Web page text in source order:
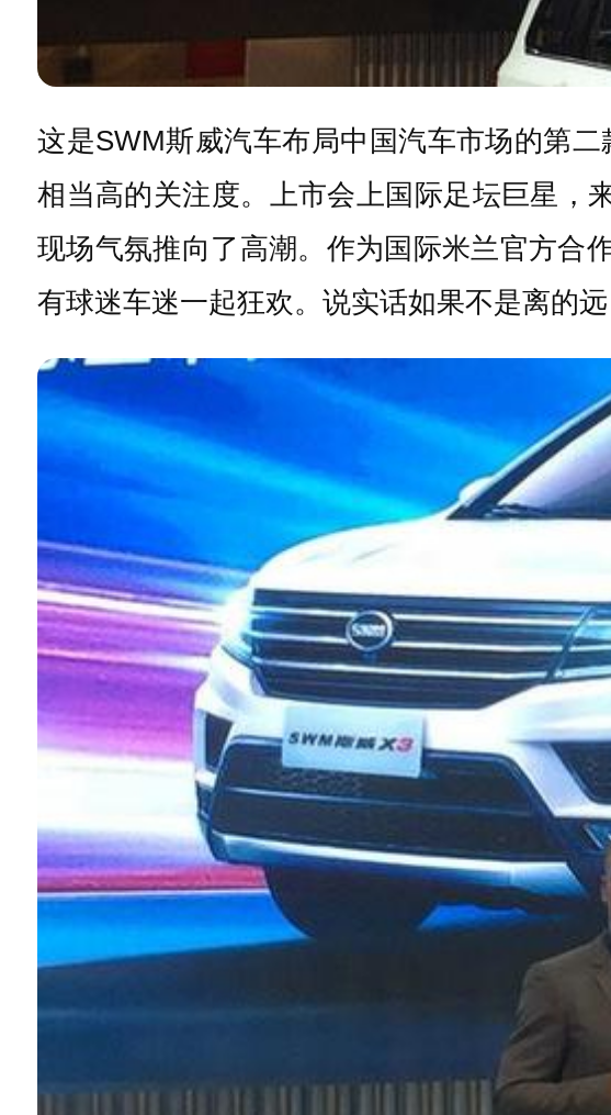
这是SWM斯威汽车布局中国汽车市场的第
相当高的关注度。上市会上国际足坛巨星，
现场气氛推向了高潮。作为国际米兰官方合
有球迷车迷一起狂欢。说实话如果不是离的